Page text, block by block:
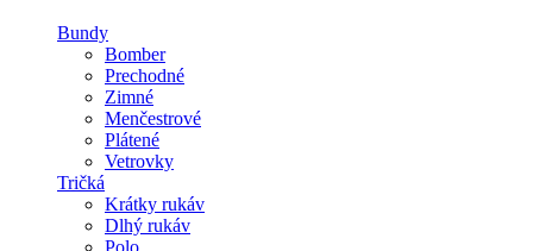
Bundy
Bomber
Prechodné
Zimné
Menčestrové
Plátené
Vetrovky
Tričká
Krátky rukáv
Dlhý rukáv
Polo